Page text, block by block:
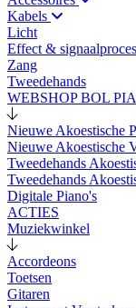
Kabels
Licht
Effect &
Zang
Tweedehands
WEBSHOP BOL
Nieuwe Akoestische
Nieuwe Akoestische
Tweedehands
Tweedehands
Digitale Piano's
ACTIES
Muziekwinkel
Accordeons
Toetsen
Gitaren